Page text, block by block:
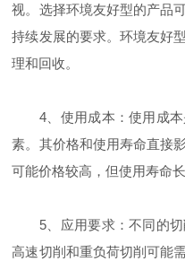
视。选择环境友好型的产品
持续发展的要求。环境友好
理和回收。
4、使用成本：使用成本
素。其价格和使用寿命直接
可能价格较高，但使用寿命
5、应用要求：不同的切
高速切削和重负荷切削可能